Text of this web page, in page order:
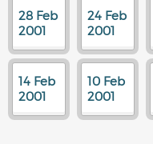
28 Feb
2001
24 Feb
2001
14 Feb
2001
10 Feb
2001